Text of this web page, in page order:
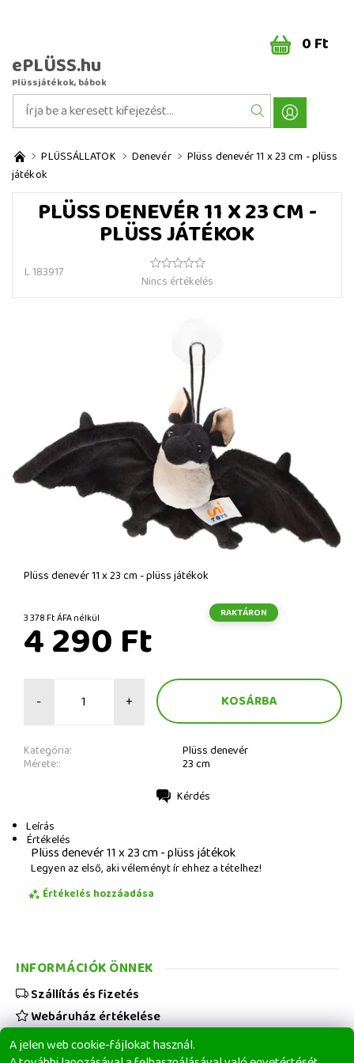
ePLÜSS.hu
Plüssjátékok, bábok
0 Ft
PLÜSSÁLLATOK Denevér
Plüss denevér 11 x 23 cm - plüss
játékok
PLÜSS DENEVÉR 11 X 23 CM -
PLÜSS JÁTÉKOK
L 183917
Nincs értékelés
Plüss denevér 11 x 23 cm - plüss játékok
3 378 Ft ÁFA nélkül RAKTÁRON
4 290 Ft
- +
Kategória: Plüss denevér
Mérete:: 23 cm
Kérdés
Leírás
Értékelés
Plüss denevér 11 x 23 cm - plüss játékok
Legyen az első, aki véleményt ír ehhez a tételhez!
Értékelés hozzáadása
A jelen web cookie-fájlokat használ.
INFORMÁCIÓK ÖNNEK
Szállítás és fizetés
Webáruház értékelése
Viszonteladóknak